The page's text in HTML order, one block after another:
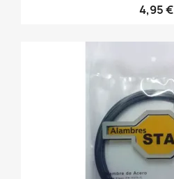
4,95 €